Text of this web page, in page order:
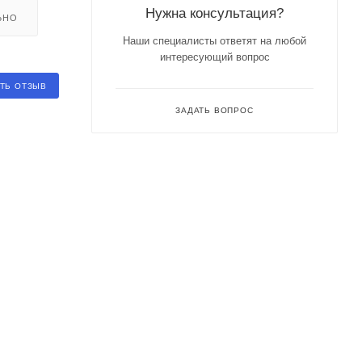
ОТЗЫВ
Нужна консультация?
Наши специалисты ответят на любой
интересующий вопрос
ЗАДАТЬ ВОПРОС